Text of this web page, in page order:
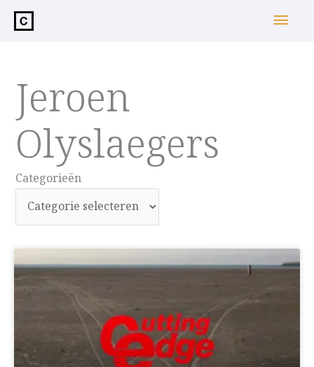
inhoud
Jeroen
Olyslaegers
Categorieën
Categorieën